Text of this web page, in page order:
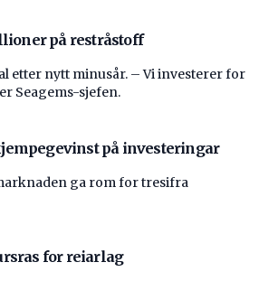
på restråstoff
etter nytt minusår. – Vi investerer for
Seagems-sjefen.
på investeringar
ga rom for tresifra
for reiarlag